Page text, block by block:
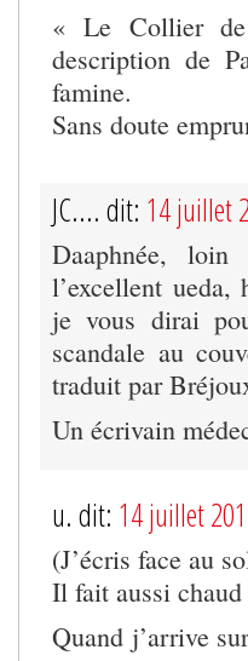
« Le Collier de
description de
famine.
Sans doute
JC.... dit: 14 juillet
Daaphnée,
l’excellent
je vous dirai
scandale au
traduit par
Un écrivain
u. dit: 14 juillet
(J’écris face au
Il fait aussi chaud
Quand j’arrive